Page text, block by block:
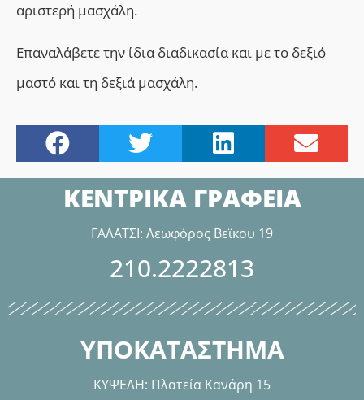
αριστερή μασχάλη.
Επαναλάβετε την ίδια διαδικασία και με το δεξιό
μαστό και τη δεξιά μασχάλη.
ΚΕΝΤΡΙΚΑ ΓΡΑΦΕΙΑ
ΓΑΛΑΤΣΙ: Λεωφόρος Βεϊκου 19
210.2222813
ΥΠΟΚΑΤΑΣΤΗΜΑ
ΚΥΨΕΛΗ: Πλατεία Κανάρη 15